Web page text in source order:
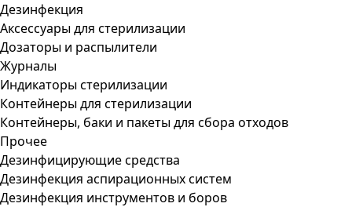
Дезинфекция
Аксессуары для стерилизации
Дозаторы и распылители
Журналы
Индикаторы стерилизации
Контейнеры для стерилизации
Контейнеры, баки и пакеты для сбора отходов
Прочее
Дезинфицирующие средства
Дезинфекция аспирационных систем
Дезинфекция инструментов и боров